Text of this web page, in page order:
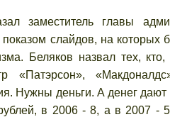
заместитель главы
слайдов, на которых
Беляков назвал тех,
«Патэрсон»,
Нужны деньги. А денег
в 2006 - 8, а в 2007 -